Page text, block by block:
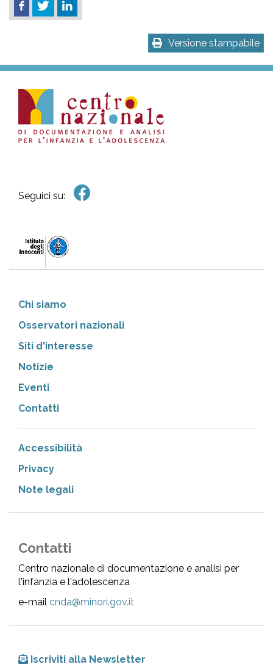
Versione stampabile
Seguici su:
Chi siamo
Osservatori nazionali
Siti d'interesse
Notizie
Eventi
Contatti
Accessibilità
Privacy
Note legali
Contatti
Centro nazionale di documentazione e analisi per
l'infanzia e l'adolescenza
e-mail cnda@minori.gov.it
Iscriviti alla Newsletter